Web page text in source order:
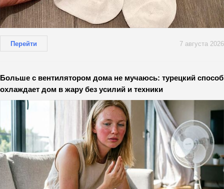
Перейти 7 августа 2026
Больше с вентилятором дома не мучаюсь: турецкий способ
охлаждает дом в жару без усилий и техники